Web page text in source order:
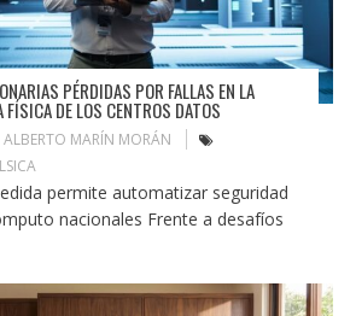
PÉRDIDAS POR FALLAS EN LA
DE LOS CENTROS DATOS
ALBERTO MARÍN MORÁN
permite automatizar seguridad
nacionales Frente a desafíos